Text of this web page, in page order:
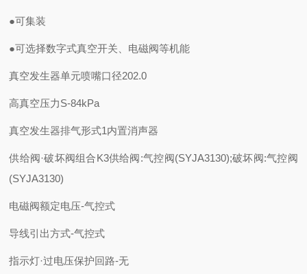
●可集装
●可选择数字式真空开关、电磁阀等机能
真空发生器单元喷嘴口径202.0
高真空压力S-84kPa
真空发生器排气形式1内置消声器
供给阀·破坏阀组合K3供给阀:气控阀(SYJA3130);破坏阀:气控阀
(SYJA3130)
电磁阀额定电压-气控式
导线引出方式-气控式
指示灯·过电压保护回路-无